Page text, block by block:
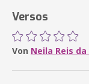
Versos
Von Neila Reis da